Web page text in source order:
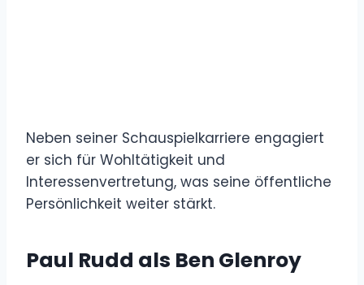
Neben seiner Schauspielkarriere engagiert
er sich für Wohltätigkeit und
Interessenvertretung, was seine öffentliche
Persönlichkeit weiter stärkt.
Paul Rudd als Ben Glenroy